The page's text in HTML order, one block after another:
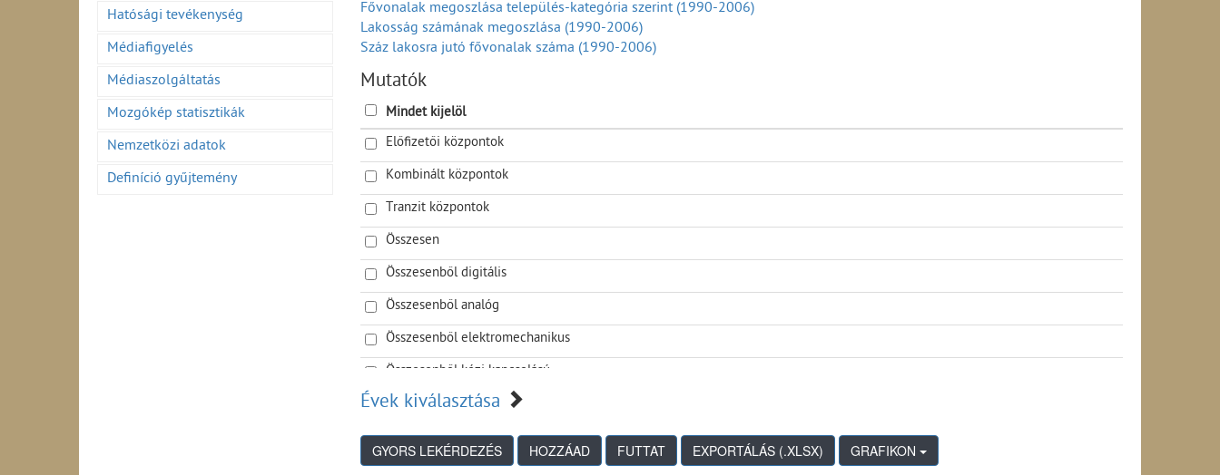
Hatósági tevékenység
Médiafigyelés
Médiaszolgáltatás
Mozgókép statisztikák
Nemzetközi adatok
Definíció gyűjtemény
Fővonalak megoszlása település-kategória szerint (1990-2006)
Lakosság számának megoszlása (1990-2006)
Száz lakosra jutó fővonalak száma (1990-2006)
Települések száma primer körzetek szerint, év végén (1990-2006)
Lakosság primer körzetek szerint, év végén (1990-2006)
Bekapcsolt fővonalak primer körzetek szerint, év végén (1990-2008)
Nyilvános távbeszélő állomások primer körzetek szerint, év végén (1990-2008)
ISDN vonalak száma primerkörzetek szerint, év végén (1990-2008)
A távbeszélő központokba bekapcsolt alap ISDN vonalak száma primer körzetek szerint, az év végén (1990-2008)
Igénylők száma primer körzetek szerint, év végén (1990-2008)
Mutatók
Mindet kijelöl
Előfizetői központok
Kombinált központok
Tranzit központok
Összesen
Összesenből digitális
Összesenből analóg
Összesenből elektromechanikus
Összesenből kézi kapcsolású
Évek kiválasztása
GRAFIKON